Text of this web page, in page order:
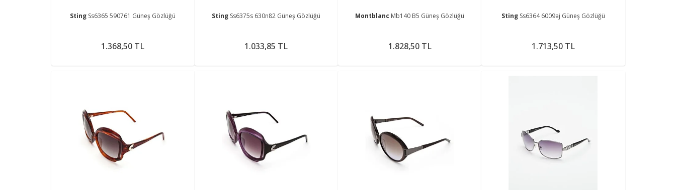
Sting Ss6365 590761 Güneş Gözlüğü
1.368,50 TL
Sting Ss6375s 630n82 Güneş Gözlüğü
1.033,85 TL
Montblanc Mb140 B5 Güneş Gözlüğü
1.828,50 TL
Sting Ss6364 6009aj Güneş Gözlüğü
1.713,50 TL